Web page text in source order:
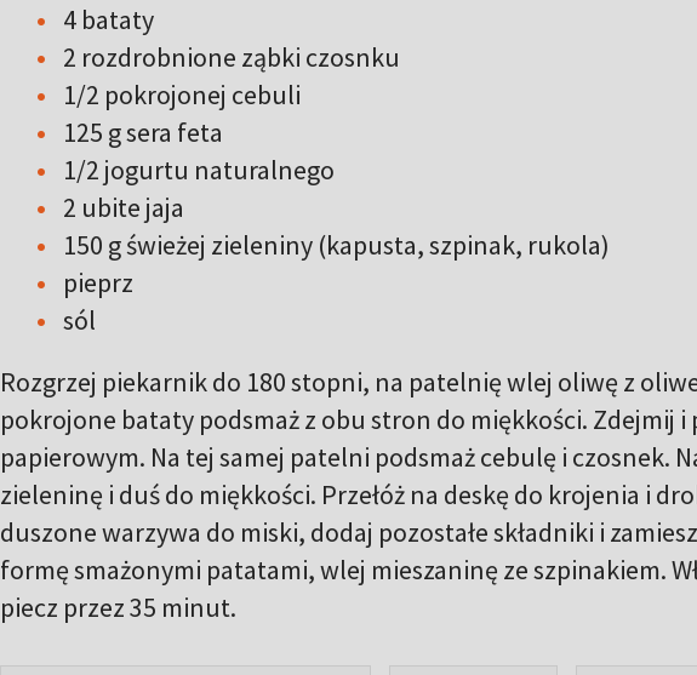
4 bataty
2 rozdrobnione ząbki czosnku
1/2 pokrojonej cebuli
125 g sera feta
1/2 jogurtu naturalnego
2 ubite jaja
150 g świeżej zieleniny (kapusta, szpinak, rukola)
pieprz
sól
Rozgrzej piekarnik do 180 stopni, na patelnię wlej oliwę z
pokrojone bataty podsmaż z obu stron do miękkości. Zdejmij i
papierowym. Na tej samej patelni podsmaż cebulę i czosnek.
zieleninę i duś do miękkości. Przełóż na deskę do krojenia i
duszone warzywa do miski, dodaj pozostałe składniki i
formę smażonymi patatami, wlej mieszaninę ze szpinakiem.
piecz przez 35 minut.